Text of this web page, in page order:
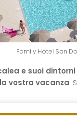
Family Hotel San
e suoi dintorni
vostra vacanza.